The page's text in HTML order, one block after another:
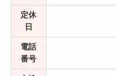
定休
日
電話
番号